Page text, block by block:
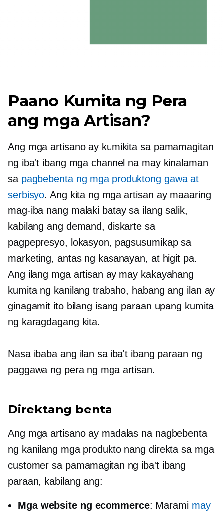
Paano Kumita ng Pera
ang mga Artisan?
Ang mga artisano ay kumikita sa pamamagitan
ng iba't ibang mga channel na may kinalaman
sa pagbebenta ng mga produktong gawa at
serbisyo. Ang kita ng mga artisan ay maaaring
mag-iba nang malaki batay sa ilang salik,
kabilang ang demand, diskarte sa
pagpepresyo, lokasyon, pagsusumikap sa
marketing, antas ng kasanayan, at higit pa.
Ang ilang mga artisan ay may kakayahang
kumita ng kanilang trabaho, habang ang ilan ay
ginagamit ito bilang isang paraan upang kumita
ng karagdagang kita.
Nasa ibaba ang ilan sa iba't ibang paraan ng
paggawa ng pera ng mga artisan.
Direktang benta
Ang mga artisano ay madalas na nagbebenta
ng kanilang mga produkto nang direkta sa mga
customer sa pamamagitan ng iba't ibang
paraan, kabilang ang:
Mga website ng ecommerce: Marami may